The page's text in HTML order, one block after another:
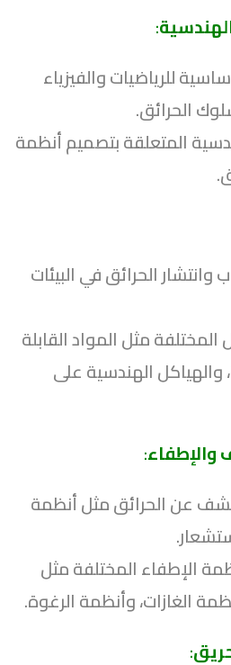
:
للرياضيات والفيزياء
الحرائق.
المتعلقة بتصميم أنظمة
الحرائق في البيئات
المختلفة مثل المواد القابلة
والهياكل الهندسية على
:
عن الحرائق مثل أنظمة
الإطفاء المختلفة مثل
الغازات، وأنظمة الرغوة.
: